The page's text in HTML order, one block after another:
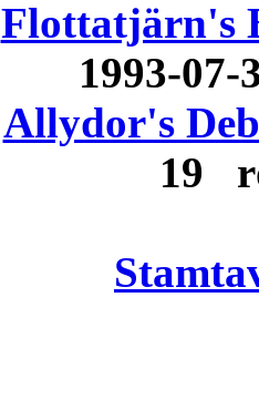
Flottatjärn's
1993-
Allydor's
19